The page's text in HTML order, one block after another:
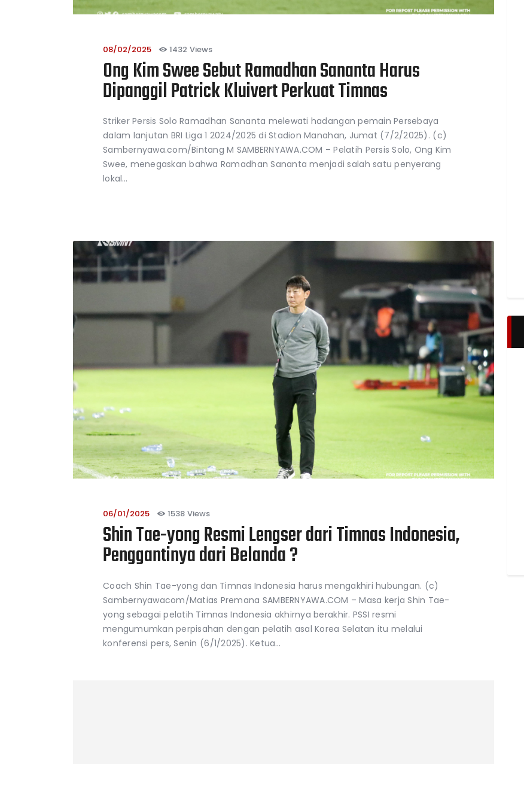
08/02/2025 1432 Views
Ong Kim Swee Sebut Ramadhan Sananta Harus
Dipanggil Patrick Kluivert Perkuat Timnas
Striker Persis Solo Ramadhan Sananta melewati hadangan pemain Persebaya
dalam lanjutan BRI Liga 1 2024/2025 di Stadion Manahan, Jumat (7/2/2025). (c)
Sambernyawa.com/Bintang M SAMBERNYAWA.COM – Pelatih Persis Solo, Ong Kim
Swee, menegaskan bahwa Ramadhan Sananta menjadi salah satu penyerang
lokal…
06/01/2025 1538 Views
Shin Tae-yong Resmi Lengser dari Timnas Indonesia,
Penggantinya dari Belanda ?
Coach Shin Tae-yong dan Timnas Indonesia harus mengakhiri hubungan. (c)
Sambernyawacom/Matias Premana SAMBERNYAWA.COM – Masa kerja Shin Tae-
yong sebagai pelatih Timnas Indonesia akhirnya berakhir. PSSI resmi
mengumumkan perpisahan dengan pelatih asal Korea Selatan itu melalui
konferensi pers, Senin (6/1/2025). Ketua…